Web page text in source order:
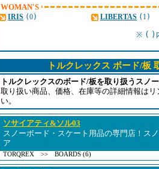
WOMAN'S
IRIS (0) LIBERTAS ( 1)
※ ( )
トルクレックス ボード/板
トルクレックスのボード/板を取り扱うスノ
取り扱い商品、価格、在庫等の詳細情報は
い。
ソサイアティ&ソル03
スノーボード・スケート用品の専門店！ス
ア
TORQREX >> BOARDS (6)